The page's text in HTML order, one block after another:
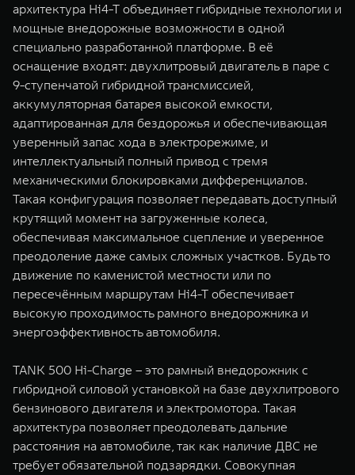
архитектура Hi4-T объединяет гибридные технологии и
мощные внедорожные возможности в одной
специально разработанной платформе. В её
оснащение входят: двухлитровый двигатель в паре с
9-ступенчатой гибридной трансмиссией,
аккумуляторная батарея высокой емкости,
адаптированная для бездорожья и обеспечивающая
уверенный запас хода в электрорежиме, и
интеллектуальный полный привод с тремя
механическими блокировками дифференциалов.
Такая конфигурация позволяет передавать доступный
крутящий момент на загруженные колеса,
обеспечивая максимальное сцепление и уверенное
преодоление даже самых сложных участков. Будь то
движение по каменистой местности или по
пересечённым маршрутам Hi4-T обеспечивает
высокую проходимость рамного внедорожника и
энергоэффективность автомобиля.
TANK 500 Hi-Charge – это рамный внедорожник с
гибридной силовой установкой на базе двухлитрового
бензинового двигателя и электромотора. Такая
архитектура позволяет преодолевать дальние
расстояния на автомобиле, так как наличие ДВС не
требует обязательной подзарядки. Совокупная